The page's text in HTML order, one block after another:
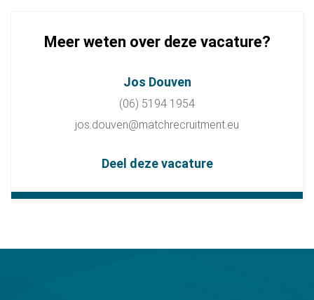
Meer weten over deze vacature?
Jos Douven
(06) 5194 1954
jos.douven@matchrecruitment.eu
Deel deze vacature